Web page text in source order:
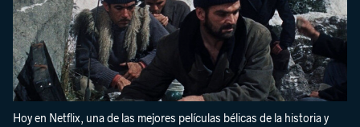
Hoy en Netflix, una de las mejores películas bélicas de la historia y